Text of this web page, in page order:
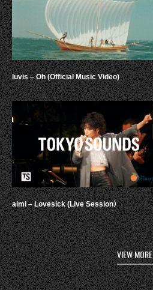
luvis – Oh (Official Music Video)
aimi – Lovesick (Live Session）
VIEW MORE